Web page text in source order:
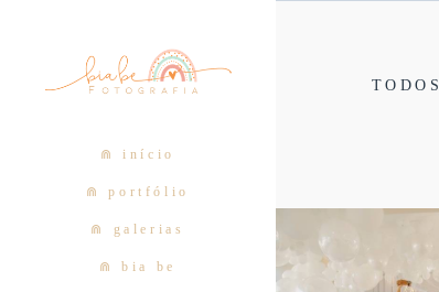
⋒ início
⋒ portfólio
⋒ galerias
⋒ bia be
TODOS